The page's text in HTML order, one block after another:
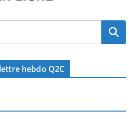
hebdo Q2C